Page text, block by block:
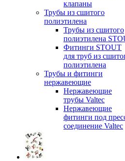
клапаны
Трубы из сшитого
полиэтилена
Трубы из сшитого
полиэтилена
Фитинги STOUT
для труб из
полиэтилена
Трубы и фитинги
нержавеющие
Нержавеющие
трубы Valtec
Нержавеющие
фитинги под
соединение Valtec